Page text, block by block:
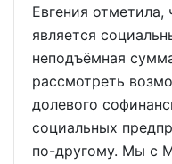
Евгения отметила,
является
неподъёмная
рассмотреть
долевого
социальных
по-другому. Мы с